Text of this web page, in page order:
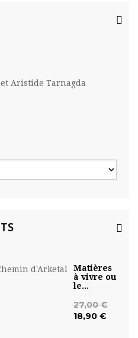
Aristide Tarnagda
Matières
à vivre ou
le...
27,00 €
18,90 €